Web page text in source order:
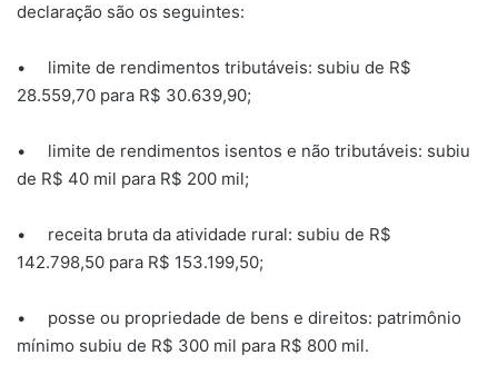
declaração são os seguintes:
• limite de rendimentos tributáveis: subiu de R$
28.559,70 para R$ 30.639,90;
• limite de rendimentos isentos e não tributáveis: subiu
de R$ 40 mil para R$ 200 mil;
• receita bruta da atividade rural: subiu de R$
142.798,50 para R$ 153.199,50;
• posse ou propriedade de bens e direitos: patrimônio
mínimo subiu de R$ 300 mil para R$ 800 mil.